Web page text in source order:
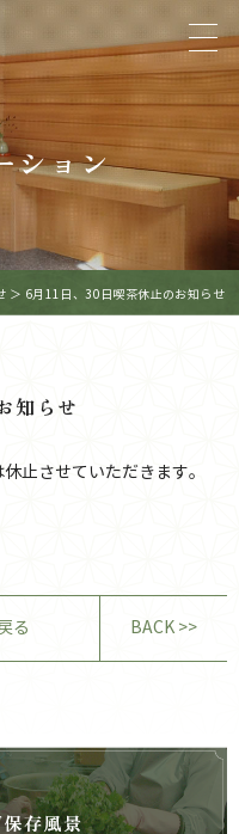
ション
＞ 6月11日、30日喫茶休止のお知らせ
知らせ
止させていただきます。
る BACK >>